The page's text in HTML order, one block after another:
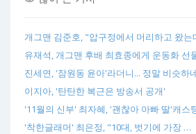
개그맨 김준호, "압구정에서 머리하고 왔는
유재석, 개그맨 후배 최효종에게 운동화 선
진세연, '잠원동 윤아'라더니... 정말 비슷하
이지아, '탄탄한 복근은 방송서 공개'
'11월의 신부' 최자혜, '괜찮아 아빠 딸'캐스
'착한글래머' 최은정, "10대, 벗기에 가장 …